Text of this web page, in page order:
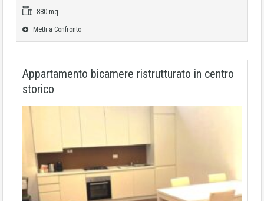
880 mq
Metti a Confronto
Appartamento bicamere ristrutturato in centro
storico